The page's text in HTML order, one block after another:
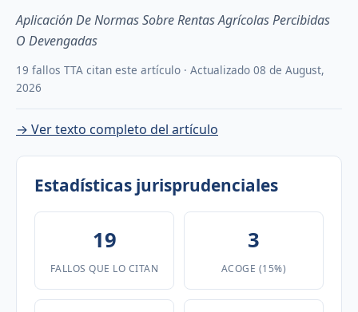
Aplicación De Normas Sobre Rentas Agrícolas Percibidas
O Devengadas
19 fallos TTA citan este artículo · Actualizado 08 de August,
2026
→ Ver texto completo del artículo
Estadísticas jurisprudenciales
19
FALLOS QUE LO CITAN
3
ACOGE (15%)